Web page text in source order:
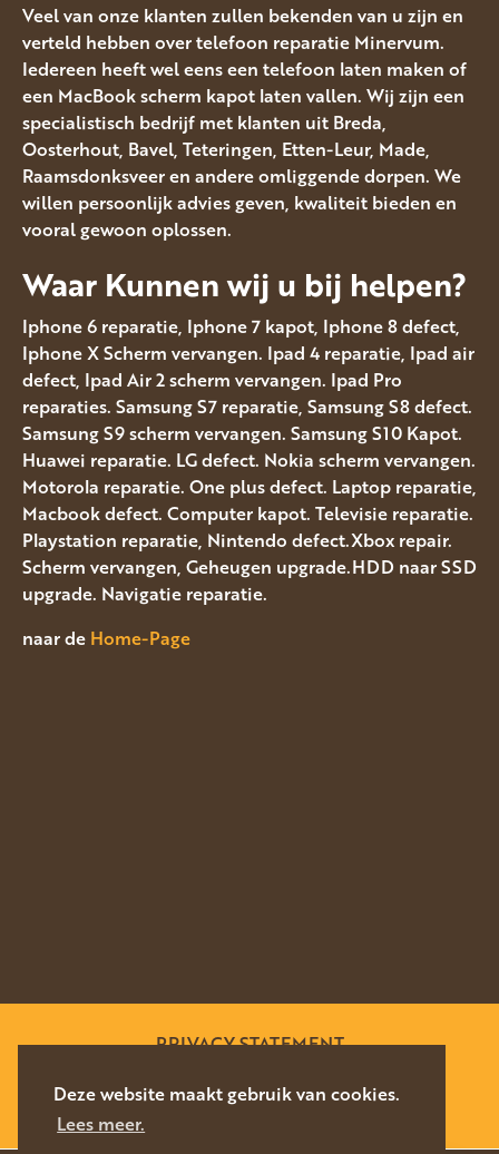
Deze website maakt gebruik van cookies.
Lees meer.
Veel van onze klanten zullen bekenden van u zijn en
verteld hebben over telefoon reparatie Minervum.
Iedereen heeft wel eens een telefoon laten maken of
een MacBook scherm kapot laten vallen. Wij zijn een
specialistisch bedrijf met klanten uit Breda,
Oosterhout, Bavel, Teteringen, Etten-Leur, Made,
Raamsdonksveer en andere omliggende dorpen. We
willen persoonlijk advies geven, kwaliteit bieden en
vooral gewoon oplossen.
Waar Kunnen wij u bij helpen?
Iphone 6 reparatie, Iphone 7 kapot, Iphone 8 defect,
Iphone X Scherm vervangen. Ipad 4 reparatie, Ipad air
defect, Ipad Air 2 scherm vervangen. Ipad Pro
reparaties. Samsung S7 reparatie, Samsung S8 defect.
Samsung S9 scherm vervangen. Samsung S10 Kapot.
Huawei reparatie. LG defect. Nokia scherm vervangen.
Motorola reparatie. One plus defect. Laptop reparatie,
Macbook defect. Computer kapot. Televisie reparatie.
Playstation reparatie, Nintendo defect.Xbox repair.
Scherm vervangen, Geheugen upgrade.HDD naar SSD
upgrade. Navigatie reparatie.
naar de Home-Page
PRIVACY STATEMENT
WEBSITE DOOR